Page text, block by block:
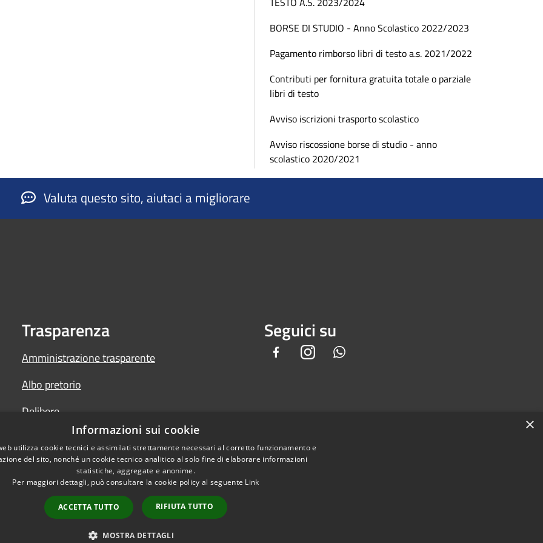
BORSE DI STUDIO - Anno Scolastico 2022/2023
Pagamento rimborso libri di testo a.s. 2021/2022
Contributi per fornitura gratuita totale o parziale
libri di testo
Avviso iscrizioni trasporto scolastico
Avviso riscossione borse di studio - anno
scolastico 2020/2021
Valuta questo sito, aiutaci a migliorare
Trasparenza
Amministrazione trasparente
Albo pretorio
Delibere
Seguici su
FacebookInstagram
Back Office AT Copyright © 2026 • Comune di Piedimonte San Germano • Powered by
×
Informazioni sui cookie
utilizza cookie tecnici e assimilati strettamente necessari al corretto funzionamento e
del sito, nonché un cookie tecnico analitico al solo fine di elaborare informazioni
statistiche, aggregate e anonime.
Per maggiori dettagli, può consultare la cookie policy al seguente Link
ACCETTA TUTTO RIFIUTA TUTTO
MOSTRA DETTAGLI